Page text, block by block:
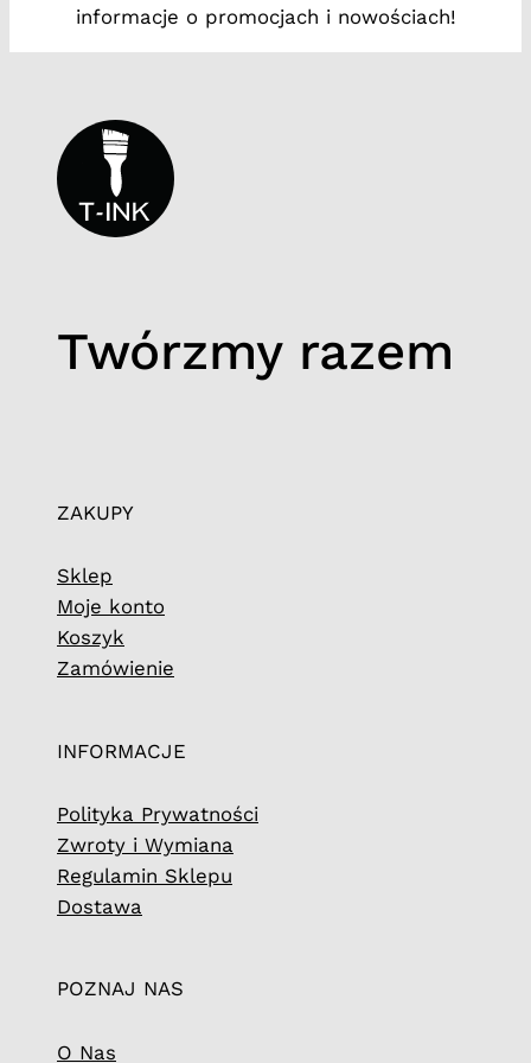
informacje o promocjach i nowościach!
Twórzmy razem
ZAKUPY
Sklep
Moje konto
Koszyk
Zamówienie
INFORMACJE
Polityka Prywatności
Zwroty i Wymiana
Regulamin Sklepu
Dostawa
POZNAJ NAS
O Nas